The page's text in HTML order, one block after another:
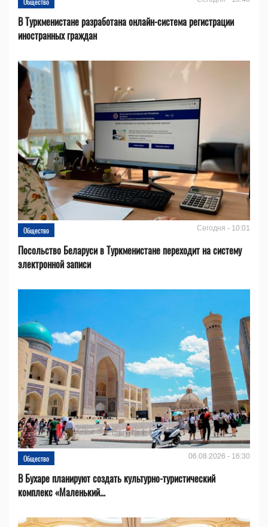
В Туркменистане разработана онлайн-система регистрации
иностранных граждан
Общество Сегодня - 10:01
Посольство Беларуси в Туркменистане переходит на систему
электронной записи
Общество 06.08.2026 - 16:30
В Бухаре планируют создать культурно-туристический
комплекс «Маленький...